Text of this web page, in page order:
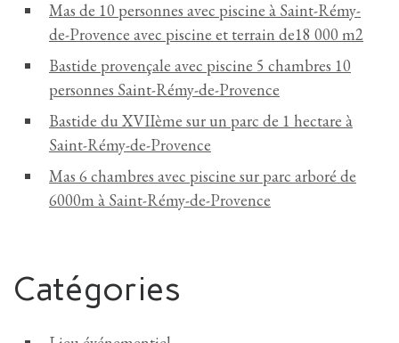
Mas de 10 personnes avec piscine à Saint-Rémy-
de-Provence avec piscine et terrain de18 000 m2
Bastide provençale avec piscine 5 chambres 10
personnes Saint-Rémy-de-Provence
Bastide du XVIIème sur un parc de 1 hectare à
Saint-Rémy-de-Provence
Mas 6 chambres avec piscine sur parc arboré de
6000m à Saint-Rémy-de-Provence
Catégories